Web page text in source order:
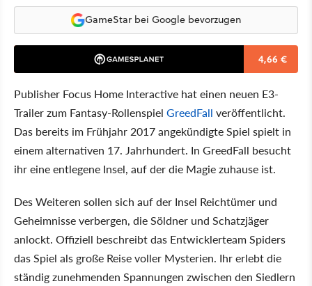
GameStar bei Google bevorzugen
4,66 €
Publisher Focus Home Interactive hat einen neuen E3-
Trailer zum Fantasy-Rollenspiel GreedFall veröffentlicht.
Das bereits im Frühjahr 2017 angekündigte Spiel spielt in
einem alternativen 17. Jahrhundert. In GreedFall besucht
ihr eine entlegene Insel, auf der die Magie zuhause ist.
Des Weiteren sollen sich auf der Insel Reichtümer und
Geheimnisse verbergen, die Söldner und Schatzjäger
anlockt. Offiziell beschreibt das Entwicklerteam Spiders
das Spiel als große Reise voller Mysterien. Ihr erlebt die
ständig zunehmenden Spannungen zwischen den Siedlern